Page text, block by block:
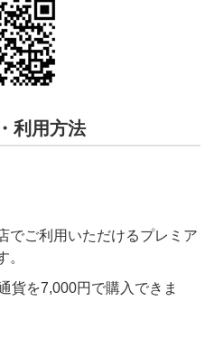
利用方法
でご利用いただけるプレミア
。
貨を7,000円で購入できま